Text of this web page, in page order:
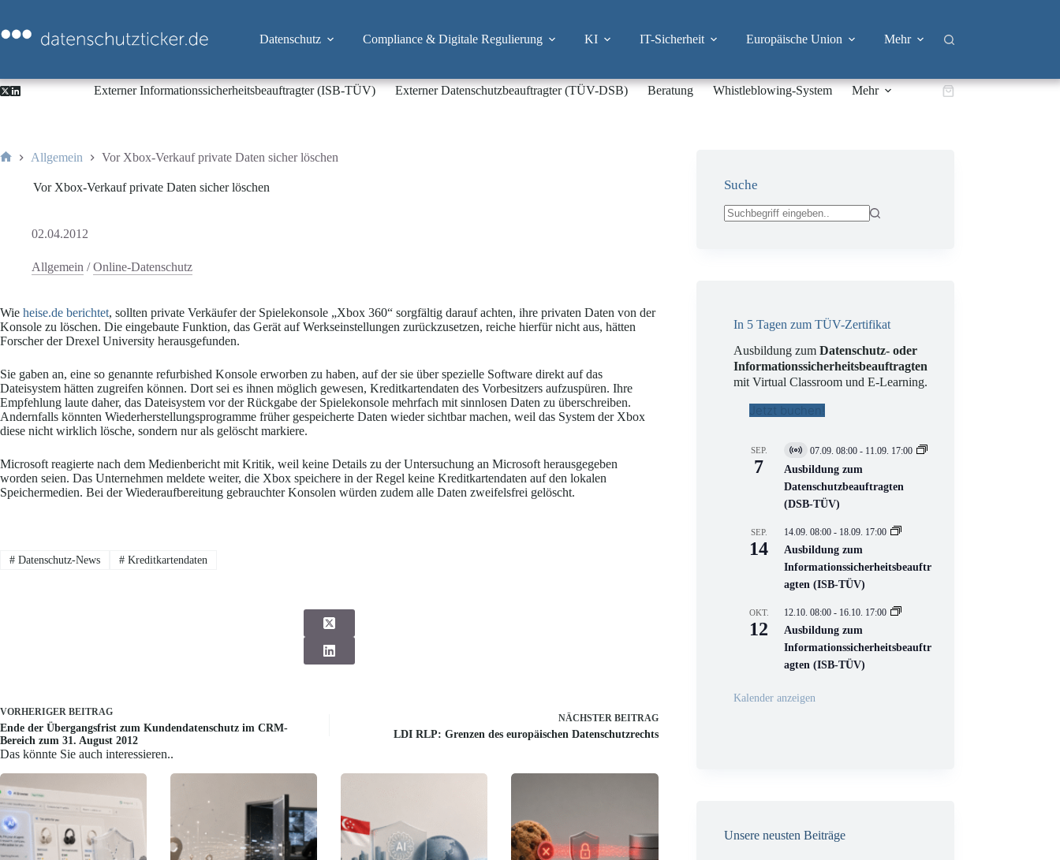
springen
Datenschutz Compliance & Digitale Regulierung KI IT-Sicherheit Europäische Union Mehr
Externer Informationssicherheitsbeauftragter (ISB-TÜV) Externer Datenschutzbeauftragter (TÜV-DSB) Beratung Whistleblowing-System Mehr Warenkorb
Allgemein Vor Xbox-Verkauf private Daten sicher löschen
Vor Xbox-Verkauf private Daten sicher löschen
02.04.2012
Allgemein /Online-Datenschutz
Wie heise.de berichtet, sollten private Verkäufer der Spielekonsole „Xbox 360“ sorgfältig darauf achten, ihre privaten Daten von der
Konsole zu löschen. Die eingebaute Funktion, das Gerät auf Werkseinstellungen zurückzusetzen, reiche hierfür nicht aus, hätten
Forscher der Drexel University herausgefunden.
Sie gaben an, eine so genannte refurbished Konsole erworben zu haben, auf der sie über spezielle Software direkt auf das
Dateisystem hätten zugreifen können. Dort sei es ihnen möglich gewesen, Kreditkartendaten des Vorbesitzers aufzuspüren. Ihre
Empfehlung laute daher, das Dateisystem vor der Rückgabe der Spielekonsole mehrfach mit sinnlosen Daten zu überschreiben.
Andernfalls könnten Wiederherstellungsprogramme früher gespeicherte Daten wieder sichtbar machen, weil das System der Xbox
diese nicht wirklich lösche, sondern nur als gelöscht markiere.
Microsoft reagierte nach dem Medienbericht mit Kritik, weil keine Details zu der Untersuchung an Microsoft herausgegeben
worden seien. Das Unternehmen meldete weiter, die Xbox speichere in der Regel keine Kreditkartendaten auf den lokalen
Speichermedien. Bei der Wiederaufbereitung gebrauchter Konsolen würden zudem alle Daten zweifelsfrei gelöscht.
#Datenschutz-News #Kreditkartendaten
VORHERIGER BEITRAG
Ende der Übergangsfrist zum Kundendatenschutz im CRM-
Bereich zum 31. August 2012
NÄCHSTER BEITRAG
LDI RLP: Grenzen des europäischen Datenschutzrechts
Das könnte Sie auch interessieren..
Suche
In 5 Tagen zum TÜV-Zertifikat
Ausbildung zumDatenschutz- oder
Informationssicherheitsbeauftragten
mit Virtual Classroom und E-Learning.
Jetzt buchen!
SEP.
7
V
i
t
u
l
V
e
r
n
s
t
a
t
n
07.09. 08:00 - 11.09. 17:00
Ausbildung zum
Datenschutzbeauftragten
(DSB-TÜV)
SEP.
14
14.09. 08:00 - 18.09. 17:00
Ausbildung zum
Informationssicherheitsbeauftr
agten (ISB-TÜV)
OKT.
12
12.10. 08:00 - 16.10. 17:00
Ausbildung zum
Informationssicherheitsbeauftr
agten (ISB-TÜV)
Kalender anzeigen
Unsere neusten Beiträge